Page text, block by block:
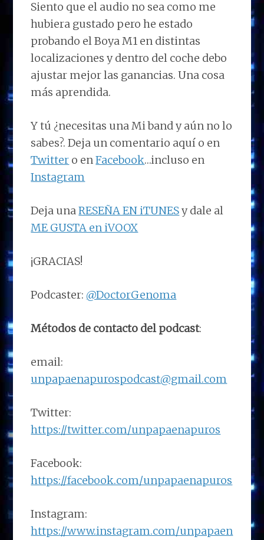
Siento que el audio no sea como me
hubiera gustado pero he estado
probando el Boya M1 en distintas
localizaciones y dentro del coche debo
ajustar mejor las ganancias. Una cosa
más aprendida.
Y tú ¿necesitas una Mi band y aún no lo
sabes?. Deja un comentario aquí o en
Twitter o enFacebook…incluso en
Instagram
Deja unaRESEÑA EN iTUNESy dale al
ME GUSTA en iVOOX
¡GRACIAS!
Podcaster: @DoctorGenoma
Métodos de contacto del podcast:
email:
unpapaenapurospodcast@gmail.com
Twitter:
https://twitter.com/unpapaenapuros
Facebook:
https://facebook.com/unpapaenapuros
Instagram:
https://www.instagram.com/unpapaen